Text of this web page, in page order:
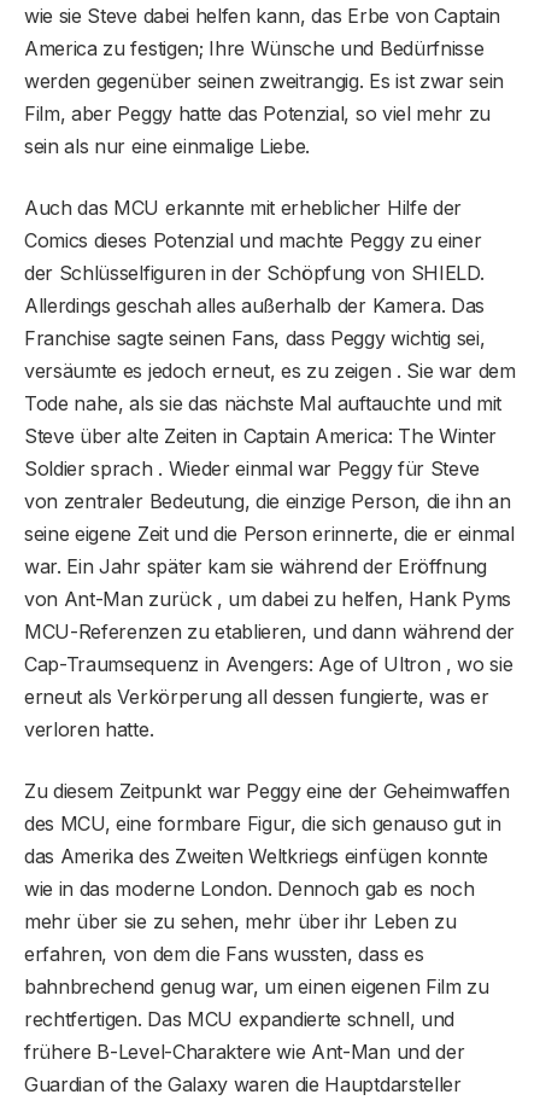
wie sie Steve dabei helfen kann, das Erbe von Captain
America zu festigen; Ihre Wünsche und Bedürfnisse
werden gegenüber seinen zweitrangig. Es ist zwar sein
Film, aber Peggy hatte das Potenzial, so viel mehr zu
sein als nur eine einmalige Liebe.
Auch das MCU erkannte mit erheblicher Hilfe der
Comics dieses Potenzial und machte Peggy zu einer
der Schlüsselfiguren in der Schöpfung von SHIELD.
Allerdings geschah alles außerhalb der Kamera. Das
Franchise sagte seinen Fans, dass Peggy wichtig sei,
versäumte es jedoch erneut, es zu zeigen . Sie war dem
Tode nahe, als sie das nächste Mal auftauchte und mit
Steve über alte Zeiten in Captain America: The Winter
Soldier sprach . Wieder einmal war Peggy für Steve
von zentraler Bedeutung, die einzige Person, die ihn an
seine eigene Zeit und die Person erinnerte, die er einmal
war. Ein Jahr später kam sie während der Eröffnung
von Ant-Man zurück , um dabei zu helfen, Hank Pyms
MCU-Referenzen zu etablieren, und dann während der
Cap-Traumsequenz in Avengers: Age of Ultron , wo sie
erneut als Verkörperung all dessen fungierte, was er
verloren hatte.
Zu diesem Zeitpunkt war Peggy eine der Geheimwaffen
des MCU, eine formbare Figur, die sich genauso gut in
das Amerika des Zweiten Weltkriegs einfügen konnte
wie in das moderne London. Dennoch gab es noch
mehr über sie zu sehen, mehr über ihr Leben zu
erfahren, von dem die Fans wussten, dass es
bahnbrechend genug war, um einen eigenen Film zu
rechtfertigen. Das MCU expandierte schnell, und
frühere B-Level-Charaktere wie Ant-Man und der
Guardian of the Galaxy waren die Hauptdarsteller